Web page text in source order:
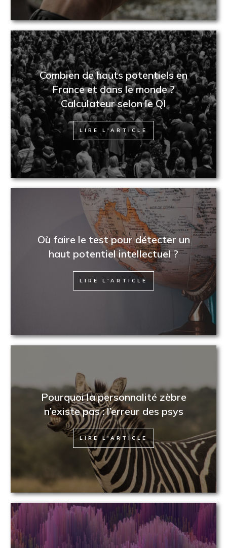
Combien de hauts potentiels en
France et dans le monde ?
Calculateur selon le QI
LIRE L'ARTICLE
Où faire le test pour détecter un
haut potentiel intellectuel ?
LIRE L'ARTICLE
Pourquoi la personnalité zèbre
n’existe pas : l’erreur des psys
LIRE L'ARTICLE